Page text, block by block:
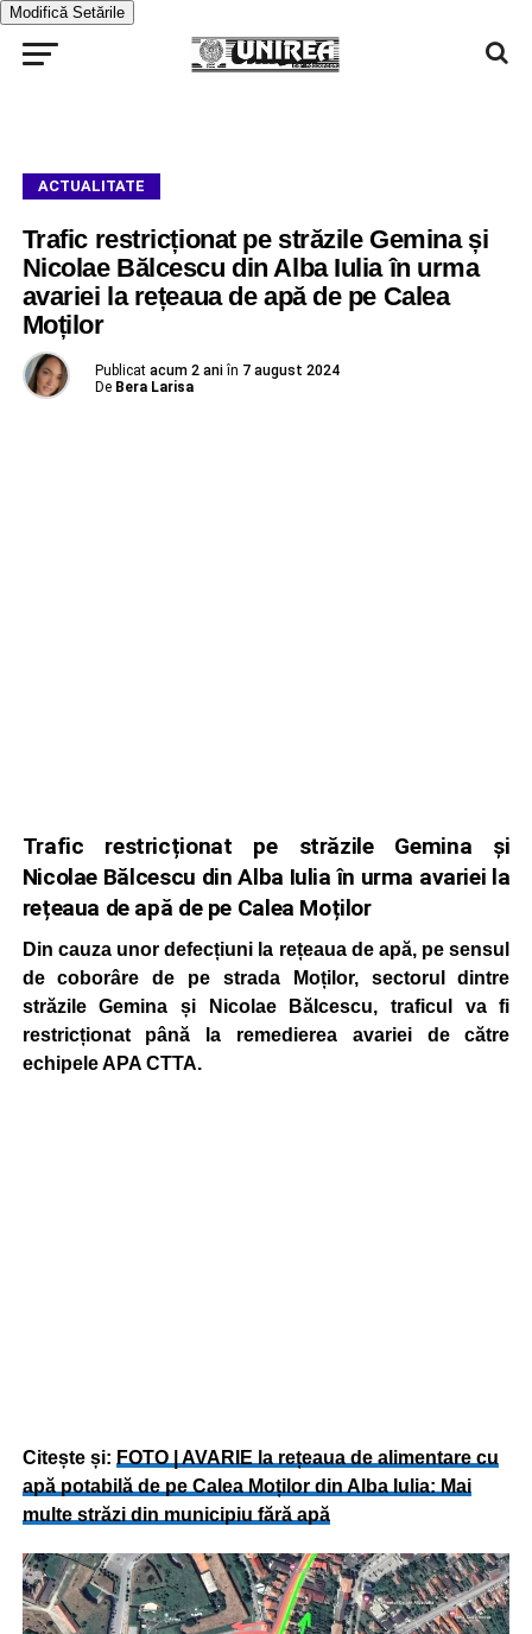
Modifică Setările
ACTUALITATE
Trafic restricționat pe străzile Gemina și
Nicolae Bălcescu din Alba Iulia în urma
avariei la rețeaua de apă de pe Calea
Moților
Publicat acum 2 ani în 7 august 2024
De Bera Larisa
Trafic restricționat pe străzile Gemina și
Nicolae Bălcescu din Alba Iulia în urma avariei la
rețeaua de apă de pe Calea Moților
Din cauza unor defecțiuni la rețeaua de apă, pe sensul
de coborâre de pe strada Moților, sectorul dintre
străzile Gemina și Nicolae Bălcescu, traficul va fi
restricționat până la remedierea avariei de către
echipele APA CTTA.
Citește și: FOTO | AVARIE la rețeaua de alimentare cu
apă potabilă de pe Calea Moților din Alba Iulia: Mai
multe străzi din municipiu fără apă